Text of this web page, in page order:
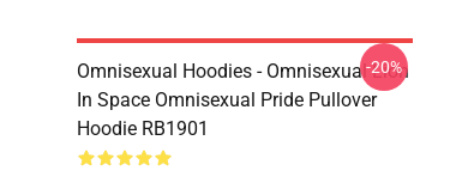
Omnisexual Hoodies - Omnisexual Lion
In Space Omnisexual Pride Pullover
Hoodie RB1901
-20%